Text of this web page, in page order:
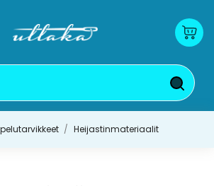
Heijastinmateriaalit